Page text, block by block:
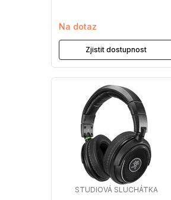
Na dotaz
Zjistit dostupnost
STUDIOVÁ SLUCHÁTKA